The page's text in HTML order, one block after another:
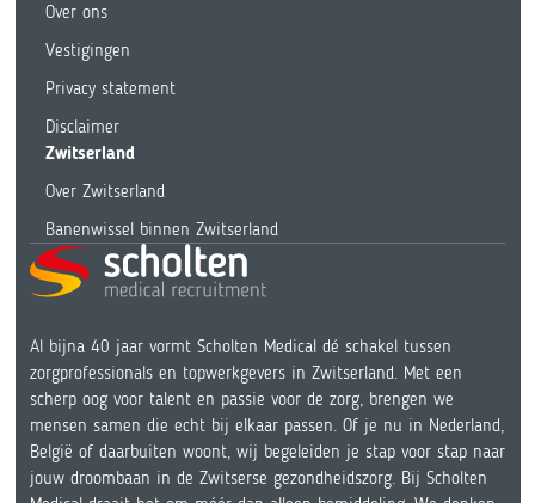
Over ons
Vestigingen
Privacy statement
Disclaimer
Zwitserland
Over Zwitserland
Banenwissel binnen Zwitserland
Al bijna 40 jaar vormt Scholten Medical dé schakel tussen
zorgprofessionals en topwerkgevers in Zwitserland. Met een
scherp oog voor talent en passie voor de zorg, brengen we
mensen samen die echt bij elkaar passen. Of je nu in Nederland,
België of daarbuiten woont, wij begeleiden je stap voor stap naar
jouw droombaan in de Zwitserse gezondheidszorg. Bij Scholten